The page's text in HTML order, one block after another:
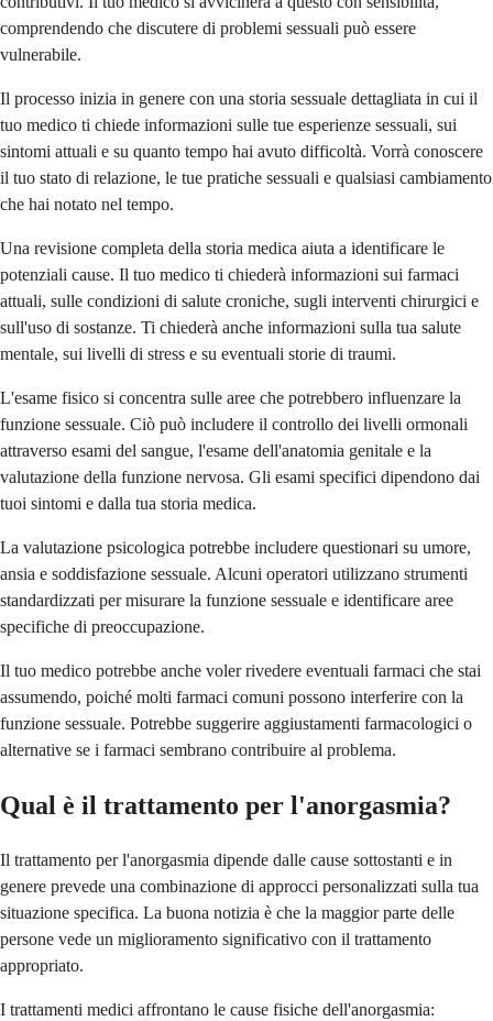
comprendendo che discutere di problemi sessuali può essere
vulnerabile.
Il processo inizia in genere con una storia sessuale dettagliata in cui il
tuo medico ti chiede informazioni sulle tue esperienze sessuali, sui
sintomi attuali e su quanto tempo hai avuto difficoltà. Vorrà conoscere
il tuo stato di relazione, le tue pratiche sessuali e qualsiasi cambiamento
che hai notato nel tempo.
Una revisione completa della storia medica aiuta a identificare le
potenziali cause. Il tuo medico ti chiederà informazioni sui farmaci
attuali, sulle condizioni di salute croniche, sugli interventi chirurgici e
sull'uso di sostanze. Ti chiederà anche informazioni sulla tua salute
mentale, sui livelli di stress e su eventuali storie di traumi.
L'esame fisico si concentra sulle aree che potrebbero influenzare la
funzione sessuale. Ciò può includere il controllo dei livelli ormonali
attraverso esami del sangue, l'esame dell'anatomia genitale e la
valutazione della funzione nervosa. Gli esami specifici dipendono dai
tuoi sintomi e dalla tua storia medica.
La valutazione psicologica potrebbe includere questionari su umore,
ansia e soddisfazione sessuale. Alcuni operatori utilizzano strumenti
standardizzati per misurare la funzione sessuale e identificare aree
specifiche di preoccupazione.
Il tuo medico potrebbe anche voler rivedere eventuali farmaci che stai
assumendo, poiché molti farmaci comuni possono interferire con la
funzione sessuale. Potrebbe suggerire aggiustamenti farmacologici o
alternative se i farmaci sembrano contribuire al problema.
Qual è il trattamento per l'anorgasmia?
Il trattamento per l'anorgasmia dipende dalle cause sottostanti e in
genere prevede una combinazione di approcci personalizzati sulla tua
situazione specifica. La buona notizia è che la maggior parte delle
persone vede un miglioramento significativo con il trattamento
appropriato.
I trattamenti medici affrontano le cause fisiche dell'anorgasmia: